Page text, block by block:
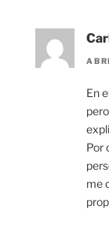
En
Por
me